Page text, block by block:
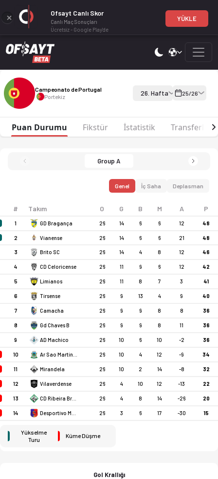
Campeonato de Portugal 25-26 sezonu puan durumu,
Campeonato de Portugal 25-26
Campeonato de Portugal
Portekiz
26. Hafta 25/26
Puan Durumu Fikstür İstatistik Transferler
Group A
Genel İç Saha Deplasman
# Takım O G B M A P
1 GD Bragança 26 14 6 6 12 48
2 Vianense 26 14 6 6 21 48
3 Brito SC 26 14 4 8 12 46
4 CD Celoricense 26 11 9 6 12 42
5 Limianos 26 11 8 7 3 41
6 Tirsense 26 9 13 4 9 40
7 Camacha 26 9 9 8 8 36
8 Gd Chaves B 26 9 9 8 11 36
9 AD Machico 26 10 6 10 -2 36
10 26 10 4 12 -9 34
11 Mirandela 26 10 2 14 -8 32
12 Vilaverdense 26 4 10 12 -13 22
13 26 4 8 14 -26 20
14 26 3 6 17 -30 15
Yükselme
Turu
Küme Düşme
Gol Krallığı
Ofsayt Canlı Skor
Canlı Maç Sonuçları
Ücretsiz - Google Play'de
YÜKLE